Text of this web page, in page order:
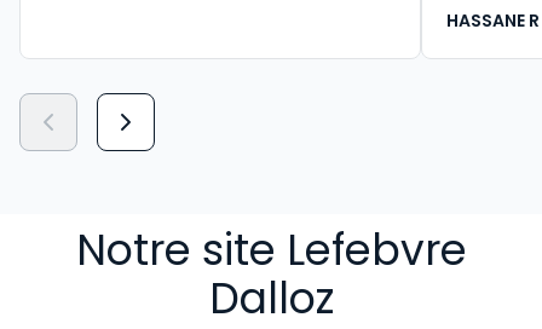
HASSANE R
Notre site Lefebvre
Dalloz